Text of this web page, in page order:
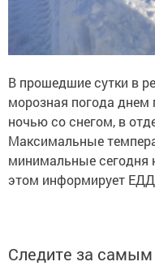
В прошедшие сутки в
морозная погода днем
ночью со снегом, в
Максимальные
минимальные сегодня
этом информирует
Следите за